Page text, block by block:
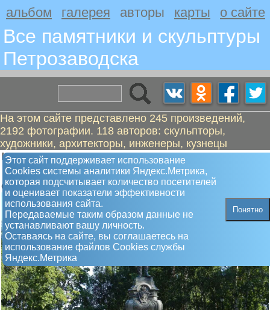
альбом галерея авторы карты о сайте
Все памятники и скульптуры
Петрозаводскa
На этом сайте представлено 245 произведений,
2192 фотографии. 118 авторов: скульпторы,
художники, архитекторы, инженеры, кузнецы
Этот сайт поддерживает использование
Сookies системы аналитики Яндекс.Метрика,
которая подсчитывает количество посетителей
и оценивает показатели эффективности
использования сайта.
Передаваемые таким образом данные не
устанавливают вашу личность.
Оставаясь на сайте, вы соглашаетесь на
использование файлов Сookies службы
Яндекс.Метрика
Понятно
Монигетти Ипполит Антонович
Памятник Петр Первый
Открыт 30.06.1873